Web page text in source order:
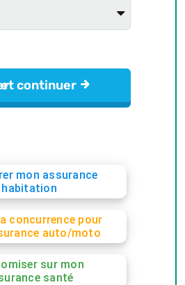
mon assurance
habitation
concurrence pour
auto/moto
sur mon
santé